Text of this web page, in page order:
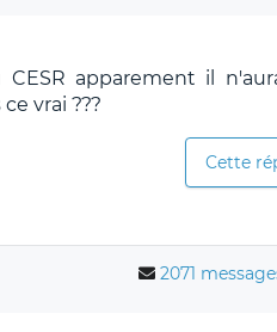
apparement il
vrai ???
Cette
2071